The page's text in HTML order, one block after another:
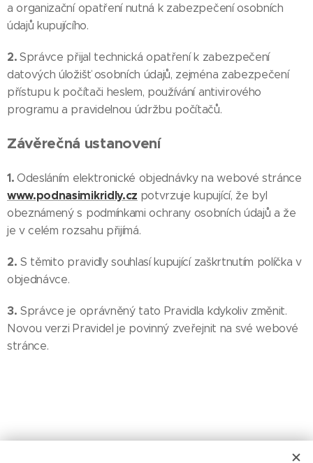
a organizační opatření nutná k zabezpečení osobních
údajů kupujícího.
2.Správce přijal technická opatření k zabezpečení
datových úložišť osobních údajů, zejména zabezpečení
přístupu k počítači heslem, používání antivirového
programu a pravidelnou údržbu počítačů.
Závěrečná ustanovení
1.Odesláním elektronické objednávky na webové stránce
www.podnasimikridly.cz potvrzuje kupující, že byl
obeznámený s podmínkami ochrany osobních údajů a že
je v celém rozsahu přijímá.
2. S těmito pravidly souhlasí kupující zaškrtnutím políčka v
objednávce.
3. Správce je oprávněný tato Pravidla kdykoliv změnit.
Novou verzi Pravidel je povinný zveřejnit na své webové
stránce.